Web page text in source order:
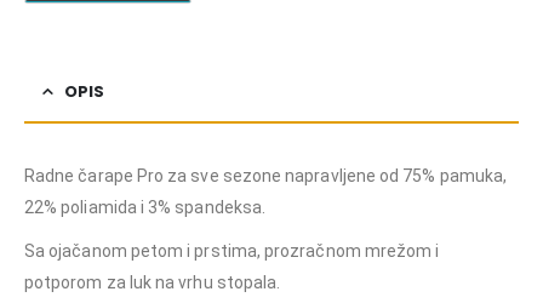
OPIS
Radne čarape Pro za sve sezone napravljene od 75% pamuka,
22% poliamida i 3% spandeksa.
Sa ojačanom petom i prstima, prozračnom mrežom i
potporom za luk na vrhu stopala.